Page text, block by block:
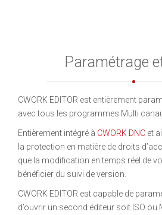
Paramétrage
CWORK EDITOR est entièrement
avec tous les programmes Multi
Entièrement intégré à CWORK DNC et
la protection en matière de droits
que la modification en temps réel de
bénéficier du suivi de version.
CWORK EDITOR est capable de
d’ouvrir un second éditeur soit ISO ou